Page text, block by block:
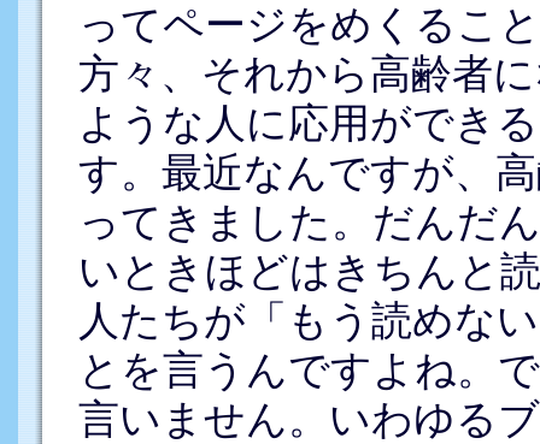
ってページをめくるこ
方々、それから高齢者
ような人に応用ができ
す。最近なんですが、
ってきました。だんだ
いときほどはきちんと
人たちが「もう読めな
とを言うんですよね。
言いません。いわゆる